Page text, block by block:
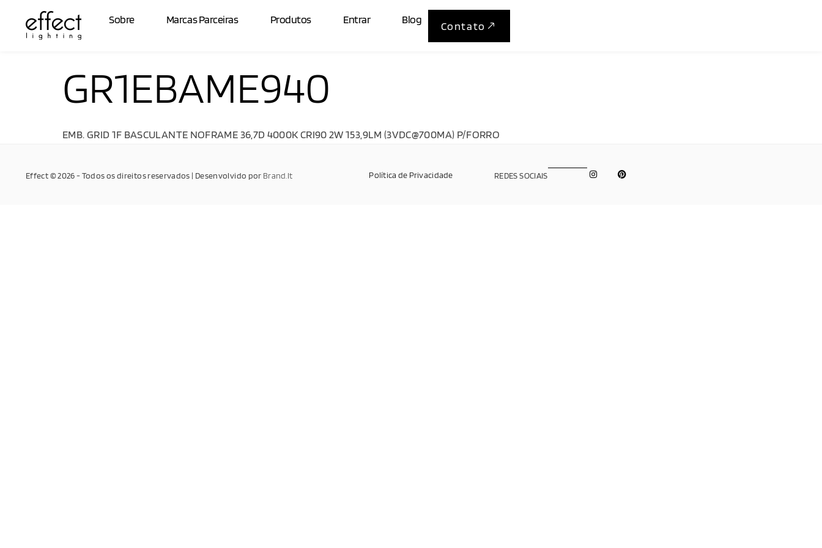
Sobre Marcas Parceiras Produtos Entrar Blog
Contato
GR1EBAME940
EMB. GRID 1F BASCULANTE NOFRAME 36,7D 4000K CRI90 2W 153,9LM (3VDC@700MA) P/FORRO
Effect © 2026 - Todos os direitos reservados | Desenvolvido por Brand.It Política de Privacidade REDES SOCIAIS